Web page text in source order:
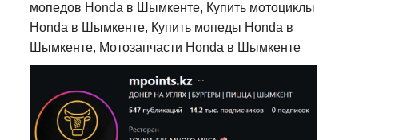
мопедов Honda в Шымкенте, Купить мотоциклы
Honda в Шымкенте, Купить мопеды Honda в
Шымкенте, Мотозапчасти Honda в Шымкенте